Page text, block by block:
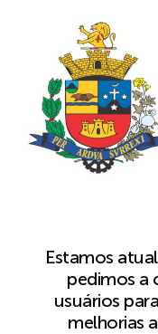
Estamos
pedimos a
usuários
melhorias